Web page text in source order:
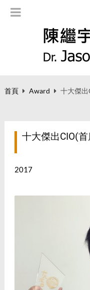
首頁 Award 十大傑出
十大傑出CIO(
2017